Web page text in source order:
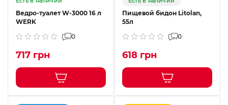
Ведро-туалет W-3000 16 л
WERK
0
717 грн
Пищевой бидон Litolan,
55л
0
618 грн